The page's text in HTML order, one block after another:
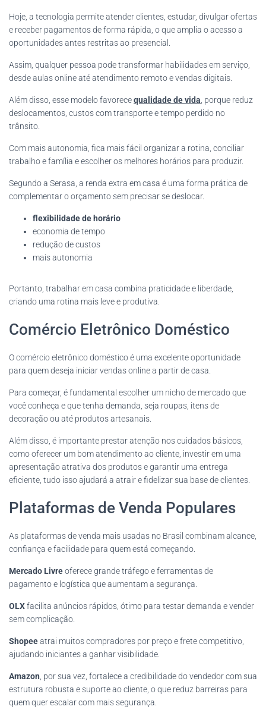
Hoje, a tecnologia permite atender clientes, estudar, divulgar ofertas
e receber pagamentos de forma rápida, o que amplia o acesso a
oportunidades antes restritas ao presencial.
Assim, qualquer pessoa pode transformar habilidades em serviço,
desde aulas online até atendimento remoto e vendas digitais.
Além disso, esse modelo favorecequalidade de vida , porque reduz
deslocamentos, custos com transporte e tempo perdido no
trânsito.
Com mais autonomia, fica mais fácil organizar a rotina, conciliar
trabalho e família e escolher os melhores horários para produzir.
Segundo a Serasa, a renda extra em casa é uma forma prática de
complementar o orçamento sem precisar se deslocar.
flexibilidade de horário
economia de tempo
redução de custos
mais autonomia
Portanto, trabalhar em casa combina praticidade e liberdade,
criando uma rotina mais leve e produtiva.
Comércio Eletrônico Doméstico
O comércio eletrônico doméstico é uma excelente oportunidade
para quem deseja iniciar vendas online a partir de casa.
Para começar, é fundamental escolher um nicho de mercado que
você conheça e que tenha demanda, seja roupas, itens de
decoração ou até produtos artesanais.
Além disso, é importante prestar atenção nos cuidados básicos,
como oferecer um bom atendimento ao cliente, investir em uma
apresentação atrativa dos produtos e garantir uma entrega
eficiente, tudo isso ajudará a atrair e fidelizar sua base de clientes.
Plataformas de Venda Populares
As plataformas de venda mais usadas no Brasil combinam alcance,
confiança e facilidade para quem está começando.
Mercado Livreoferece grande tráfego e ferramentas de
pagamento e logística que aumentam a segurança.
OLXfacilita anúncios rápidos, ótimo para testar demanda e vender
sem complicação.
Shopeeatrai muitos compradores por preço e frete competitivo,
ajudando iniciantes a ganhar visibilidade.
Amazon , por sua vez, fortalece a credibilidade do vendedor com sua
estrutura robusta e suporte ao cliente, o que reduz barreiras para
quem quer escalar com mais segurança.